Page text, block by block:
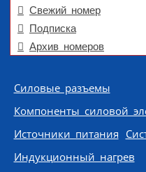
Свежий номер
Подписка
Архив номеров
Skip to content
Силовые разъемы
Компоненты силовой
Источники питания
Индукционный нагрев